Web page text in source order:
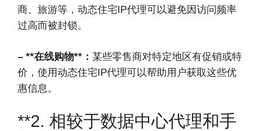
商、旅游等，动态住宅IP代理可以避免因访问频率
过高而被封锁。
– **在线购物**： 某些零售商对特定地区有促销或特
价，使用动态住宅IP代理可以帮助用户获取这些优
惠信息。
**2. 相较于数据中心代理和手